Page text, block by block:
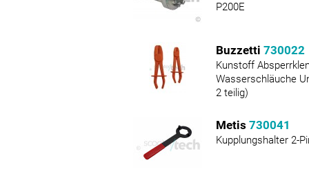
P200E
Buzzetti 730022
Kunstoff
Wasserschläuche
2 teilig)
Metis 730041
Kupplungshalter 2-